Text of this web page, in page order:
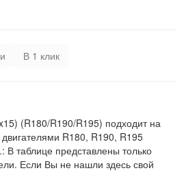
В 1 клик
(R180/R190/R195) подходит на
R180, R190, R195
таблице представлены только
Если Вы не нашли здесь свой